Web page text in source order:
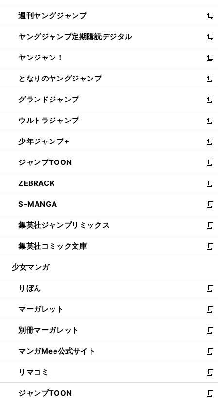
開
く
ウ
で
開
く
ン
ド
ウ
で
開
く
ウ
ィ
ン
ド
ウ
で
開
く
週刊ヤングジャンプ
新
し
い
ウ
ィ
ン
ド
ウ
で
開
く
ヤングジャンプ定期購読デジタル
新
し
い
ウ
ィ
ン
ド
ウ
で
開
く
ヤンジャン！
新
し
い
ウ
ィ
ン
ド
ウ
で
開
く
となりのヤングジャンプ
新
し
い
ウ
ィ
ン
ド
ウ
で
開
く
グランドジャンプ
新
し
い
ウ
ィ
ン
ド
ウ
で
開
く
ウルトラジャンプ
新
し
い
ウ
ィ
ン
ド
ウ
で
開
く
少年ジャンプ+
新
し
い
ウ
ィ
ン
ド
ウ
で
開
く
ジャンプTOON
新
し
い
ウ
ィ
ン
ド
ウ
で
開
ZEBRACK
新
し
い
ウ
ィ
ン
ド
ウ
開
く
S-MANGA
新
し
い
ウ
ィ
ン
ウ
で
開
く
集英社ジャンプリミックス
新
し
い
ウ
ン
ド
ウ
で
開
く
集英社コミック文庫
新
し
ウ
ィ
ン
ド
ウ
で
開
く
少女マンガ
りぼん
新
し
い
ウ
ィ
ン
ド
ウ
で
開
く
マーガレット
新
し
い
ウ
ィ
ン
ド
ウ
で
別冊マーガレット
新
し
い
ウ
ィ
ン
ド
マンガMee公式サイト
新
し
い
ウ
ィ
リマコミ
新
し
い
ジャンプTOON
新